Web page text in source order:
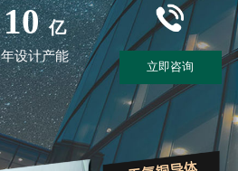
10 亿
年设计产能
立即咨询